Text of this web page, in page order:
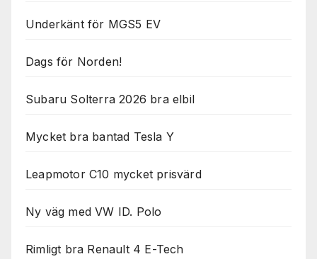
Underkänt för MGS5 EV
Dags för Norden!
Subaru Solterra 2026 bra elbil
Mycket bra bantad Tesla Y
Leapmotor C10 mycket prisvärd
Ny väg med VW ID. Polo
Rimligt bra Renault 4 E-Tech